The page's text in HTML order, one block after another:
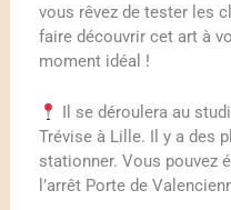
vous rêvez de tester les
faire découvrir cet art à
moment idéal !
Il se déroulera au
Trévise à Lille. Il y a des
stationner. Vous pouvez
l’arrêt Porte de